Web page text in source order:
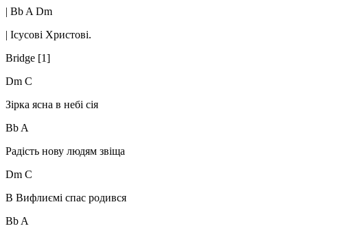
| Bb A Dm
| Ісусові Христові.
Bridge [1]
Dm C
Зірка ясна в небі сія
Bb A
Радість нову людям звіща
Dm C
В Вифлиємі спас родився
Bb A